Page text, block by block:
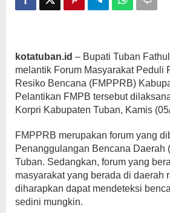
kotatuban.id – Bupati Tuban
melantik Forum Masyarakat Peduli
Resiko Bencana (FMPPRB)
Pelantikan FMPB tersebut
Korpri Kabupaten Tuban, Kamis
FMPPRB merupakan forum yang
Penanggulangan Bencana Daerah
Tuban. Sedangkan, forum yang
masyarakat yang berada di daerah
diharapkan dapat mendeteksi
sedini mungkin.